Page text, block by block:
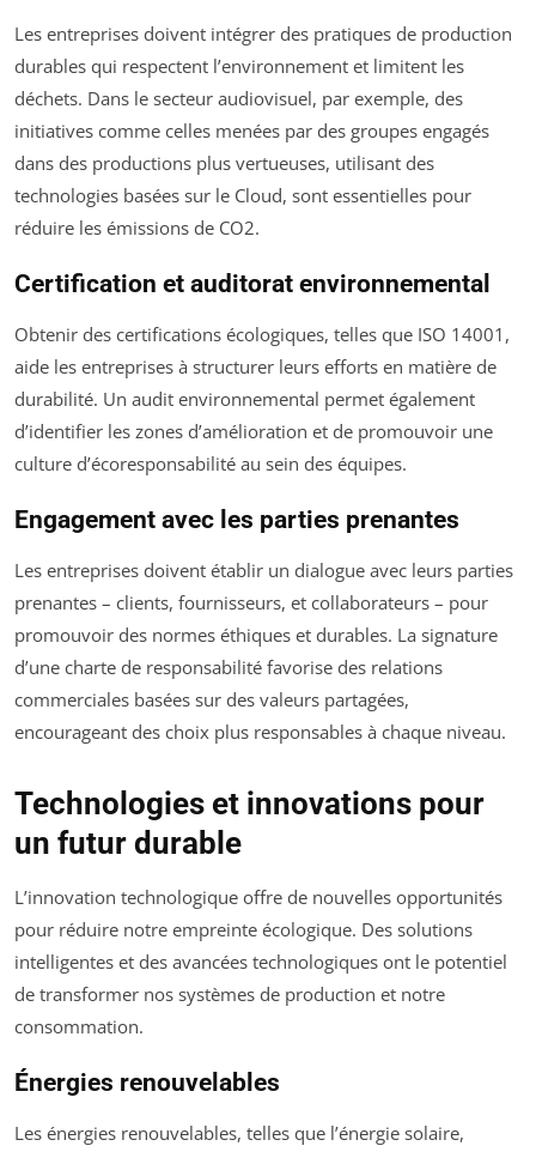
Les entreprises doivent intégrer des pratiques de production
durables qui respectent l’environnement et limitent les
déchets. Dans le secteur audiovisuel, par exemple, des
initiatives comme celles menées par des groupes engagés
dans des productions plus vertueuses, utilisant des
technologies basées sur le Cloud, sont essentielles pour
réduire les émissions de CO2.
Certification et auditorat environnemental
Obtenir des certifications écologiques, telles que ISO 14001,
aide les entreprises à structurer leurs efforts en matière de
durabilité. Un audit environnemental permet également
d’identifier les zones d’amélioration et de promouvoir une
culture d’écoresponsabilité au sein des équipes.
Engagement avec les parties prenantes
Les entreprises doivent établir un dialogue avec leurs parties
prenantes – clients, fournisseurs, et collaborateurs – pour
promouvoir des normes éthiques et durables. La signature
d’une charte de responsabilité favorise des relations
commerciales basées sur des valeurs partagées,
encourageant des choix plus responsables à chaque niveau.
Technologies et innovations pour
un futur durable
L’innovation technologique offre de nouvelles opportunités
pour réduire notre empreinte écologique. Des solutions
intelligentes et des avancées technologiques ont le potentiel
de transformer nos systèmes de production et notre
consommation.
Énergies renouvelables
Les énergies renouvelables, telles que l’énergie solaire,